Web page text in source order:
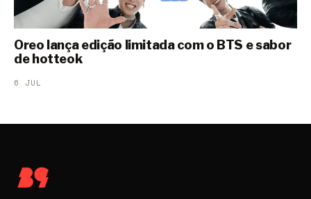
Oreo lança edição limitada com o BTS e sabor
de hotteok
6 JUL